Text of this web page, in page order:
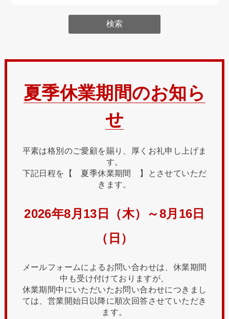
夏季休業期間のお知ら
せ
平素は格別のご愛顧を賜り、厚くお礼申し上げま
す。
下記日程を【 夏季休業期間 】とさせていただ
きます。
2026年8月13日（木）～8月16日
（日）
メールフォームによるお問い合わせは、休業期間
中も受け付けておりますが、
休業期間中にいただいたお問い合わせにつきまし
ては、営業開始日以降に順次回答させていただき
ます。